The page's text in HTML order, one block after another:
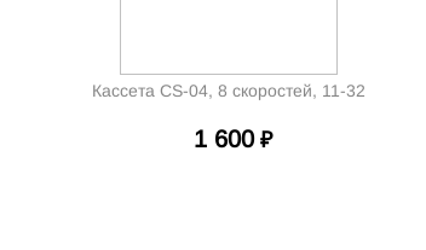
Кассета CS-04, 8 скоростей, 11-32
1 600 ₽